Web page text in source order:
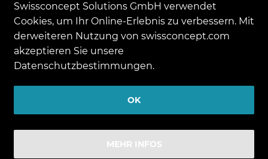
Suchen
Webmail
Swissconcept Solutions GmbH verwendet
Cookies, um Ihr Online-Erlebnis zu verbessern. Mit
derweiteren Nutzung von swissconcept.com
akzeptieren Sie unsere
Datenschutzbestimmungen.
OK
MEHR INFOS